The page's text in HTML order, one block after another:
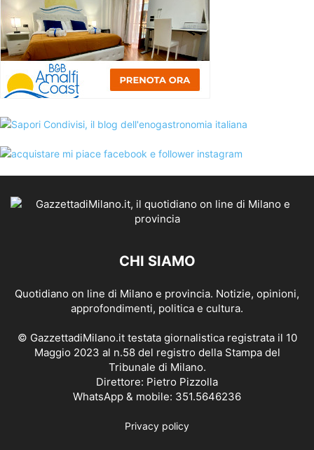
CHI SIAMO
Quotidiano on line di Milano e provincia. Notizie, opinioni,
approfondimenti, politica e cultura.
© GazzettadiMilano.it testata giornalistica registrata il 10
Maggio 2023 al n.58 del registro della Stampa del
Tribunale di Milano.
Direttore: Pietro Pizzolla
WhatsApp & mobile: 351.5646236
Privacy policy